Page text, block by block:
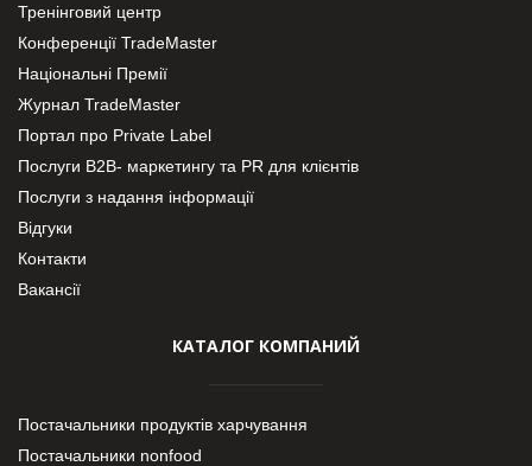
Тренінговий центр
Конференції TradeMaster
Національні Премії
Журнал TradeMaster
Портал про Private Label
Послуги В2В- маркетингу та PR для клієнтів
Послуги з надання інформації
Відгуки
Контакти
Вакансії
КАТАЛОГ КОМПАНИЙ
Постачальники продуктів харчування
Постачальники nonfood